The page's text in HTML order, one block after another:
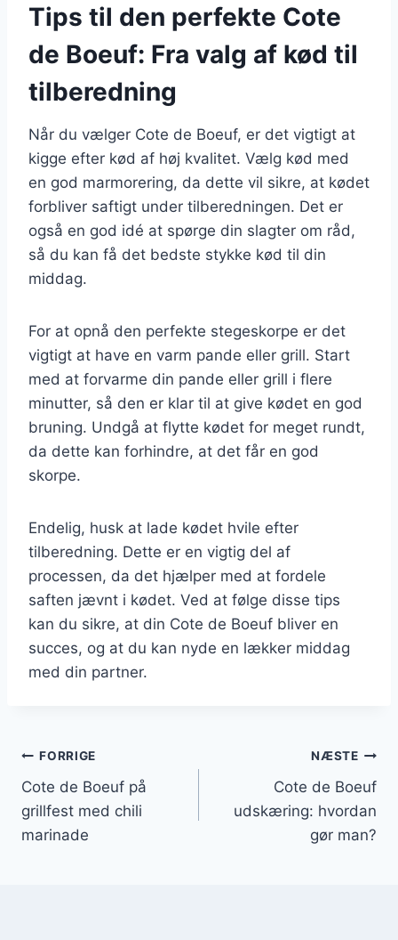
Tips til den perfekte Cote
de Boeuf: Fra valg af kød til
tilberedning
Når du vælger Cote de Boeuf, er det vigtigt at
kigge efter kød af høj kvalitet. Vælg kød med
en god marmorering, da dette vil sikre, at kødet
forbliver saftigt under tilberedningen. Det er
også en god idé at spørge din slagter om råd,
så du kan få det bedste stykke kød til din
middag.
For at opnå den perfekte stegeskorpe er det
vigtigt at have en varm pande eller grill. Start
med at forvarme din pande eller grill i flere
minutter, så den er klar til at give kødet en god
bruning. Undgå at flytte kødet for meget rundt,
da dette kan forhindre, at det får en god
skorpe.
Endelig, husk at lade kødet hvile efter
tilberedning. Dette er en vigtig del af
processen, da det hjælper med at fordele
saften jævnt i kødet. Ved at følge disse tips
kan du sikre, at din Cote de Boeuf bliver en
succes, og at du kan nyde en lækker middag
med din partner.
Indlægsnavigation
FORRIGE
Cote de Boeuf på
grillfest med chili
marinade
NÆSTE
Cote de Boeuf
udskæring: hvordan
gør man?